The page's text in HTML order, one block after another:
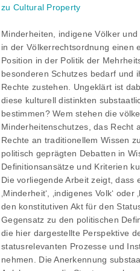
zu Cultural Property
Minderheiten, indigene Völker
in der Völkerrechtsordnung einen
Position in der Politik der
besonderen Schutzes bedarf und
Rechte zustehen. Ungeklärt ist
diese kulturell distinkten
bestimmen? Wem stehen die
Minderheitenschutzes, das Recht
Rechte an traditionellem Wissen
politisch geprägten Debatten in
Definitionsansätze und Kriterien
Die vorliegende Arbeit zeigt, dass
‚Minderheit‘, ‚indigenes Volk‘
den konstitutiven Akt für den
Gegensatz zu den politischen
die hier dargestellte Perspektive
statusrelevanten Prozesse und
nehmen. Die Anerkennung